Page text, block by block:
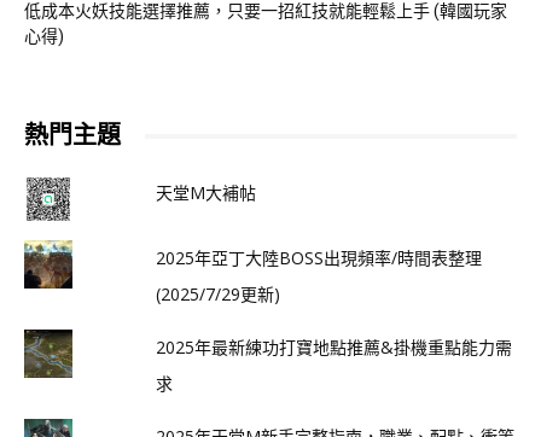
低成本火妖技能選擇推薦，只要一招紅技就能輕鬆上手 (韓國玩家
心得)
熱門主題
天堂M大補帖
2025年亞丁大陸BOSS出現頻率/時間表整理
(2025/7/29更新)
2025年最新練功打寶地點推薦&掛機重點能力需
求